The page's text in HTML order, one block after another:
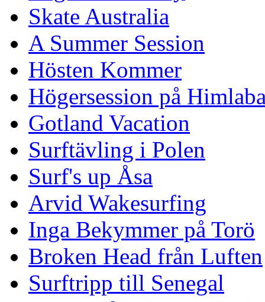
Skate Australia
A Summer Session
Hösten Kommer
Högersession på
Gotland Vacation
Surftävling i Polen
Surf's up Åsa
Arvid Wakesurfing
Inga Bekymmer på Torö
Broken Head från Luften
Surftripp till Senegal